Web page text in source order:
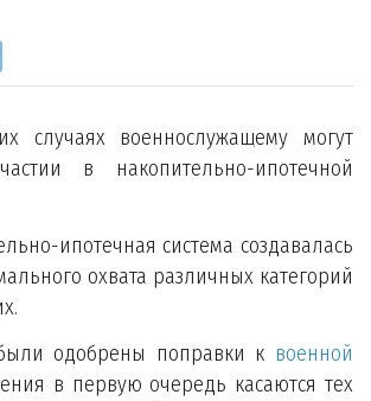
случаях военнослужащему могут
в накопительно-ипотечной
ипотечная система создавалась
охвата различных категорий
одобрены поправки к военной
в первую очередь касаются тех